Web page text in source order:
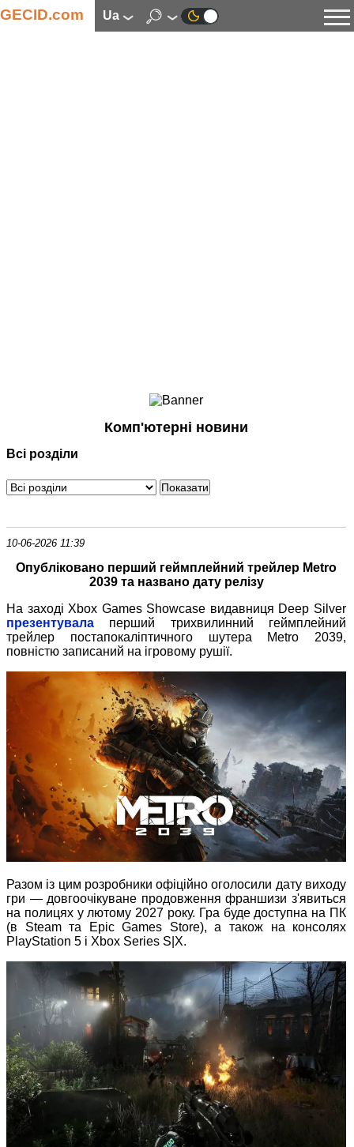
GECID.com ua
Смартфони
Периферія
Програмне забезпечення
Комп'ютерні новини
Всі розділи
10-06-2026 11:39
Опубліковано перший геймплейний трейлер Metro
2039 та названо дату релізу
На заході Xbox Games Showcase видавниця Deep Silver
презентувала перший трихвилинний геймплейний
трейлер постапокаліптичного шутера Metro 2039,
повністю записаний на ігровому рушії.
Разом із цим розробники офіційно оголосили дату виходу
гри — довгоочікуване продовження франшизи з'явиться
на полицях у лютому 2027 року. Гра буде доступна на ПК
(в Steam та Epic Games Store), а також на консолях
PlayStation 5 і Xbox Series S|X.